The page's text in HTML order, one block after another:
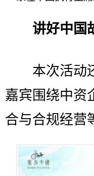
讲好中国
本次活动还
嘉宾围绕中资
合与合规经营